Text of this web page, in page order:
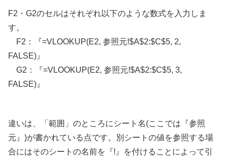
F2・G2のセルはそれぞれ以下のような数式を入力しま
す。
F2：『=VLOOKUP(E2, 参照元!$A$2:$C$5, 2,
FALSE)』
G2：『=VLOOKUP(E2, 参照元!$A$2:$C$5, 3,
FALSE)』
違いは、「範囲」のところにシート名(ここでは『参照
元』)が書かれている点です。別シートの値を参照する場
合にはそのシートの名前を『!』を付けることによって引